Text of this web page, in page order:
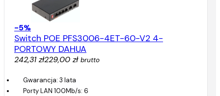
-5%
Switch POE PFS3006-4ET-60-V2 4-
PORTOWY DAHUA
242,31 zł229,00 zł brutto
Gwarancja: 3 lata
Porty LAN 100Mb/s: 6